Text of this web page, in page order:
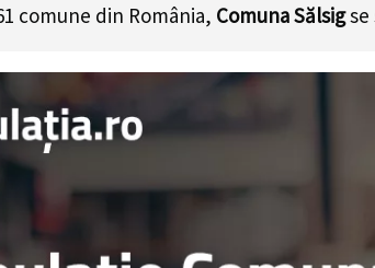
comune din România, Comuna Sălsigse